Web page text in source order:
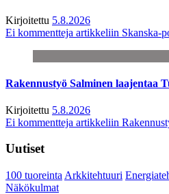
Kirjoitettu 5.8.2026
Ei kommentteja artikkeliin Skanska-
Rakennustyö Salminen laajentaa
Kirjoitettu 5.8.2026
Ei kommentteja artikkeliin
Uutiset
100 tuoreinta Arkkitehtuuri
Näkökulmat